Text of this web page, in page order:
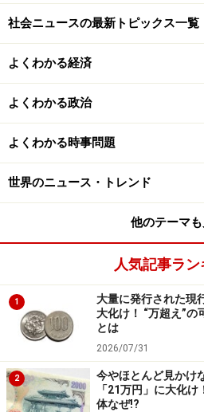
社会ニュースの最新トピックス一覧
よくわかる経済
よくわかる政治
よくわかる時事問題
世界のニュース・トレンド
他のテーマ
人気記事ラ
1
大量に発行された現
大化け！ “万超え”
とは
2026/07/31
2
今やほとんど見かけ
「21万円」に大化
体なぜ!?